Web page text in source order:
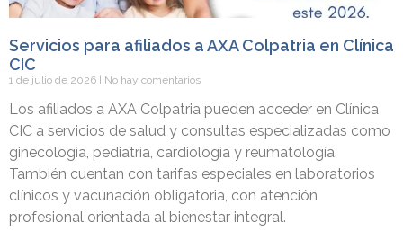
Servicios para afiliados a AXA Colpatria en Clínica
CIC
1 de julio de 2026 No hay comentarios
Los afiliados a AXA Colpatria pueden acceder en Clínica
CIC a servicios de salud y consultas especializadas como
ginecología, pediatría, cardiología y reumatología.
También cuentan con tarifas especiales en laboratorios
clínicos y vacunación obligatoria, con atención
profesional orientada al bienestar integral.